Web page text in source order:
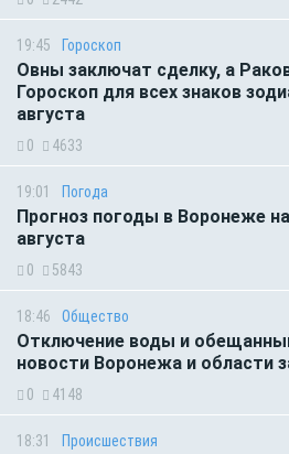
19:45 Гороскоп
Овны заключат сделку, а
Гороскоп для всех знаков
августа
0 4633
19:01 Погода
Прогноз погоды в Воронеже
августа
0 5843
18:46 Общество
Отключение воды и
новости Воронежа и области
0 4148
18:31 Происшествия